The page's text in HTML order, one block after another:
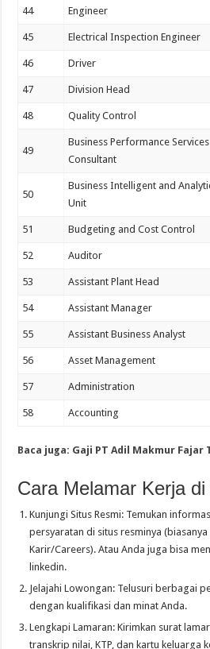
44 Engineer
45 Electrical Inspection Engineer
46 Driver
47 Division Head
48 Quality Control
49
Business Performance Services
Consultant
50
Business Intelligent and
Unit
51 Budgeting and Cost Control
52 Auditor
53 Assistant Plant Head
54 Assistant Manager
55 Assistant Business Analyst
56 Asset Management
57 Administration
58 Accounting
Baca juga: Gaji PT Adil Makmur Fajar
Cara Melamar Kerja
Kunjungi Situs Resmi: Temukan
persyaratan di situs resminya
Karir/Careers). Atau Anda juga bisa
linkedin.
Jelajahi Lowongan: Telusuri berbagai
dengan kualifikasi dan minat Anda.
Lengkapi Lamaran: Kirimkan surat
transkrip nilai, KTP, dan kartu keluarga